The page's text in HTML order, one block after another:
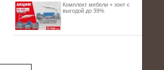
Комплект мебели + зонт с
выгодой до 39%